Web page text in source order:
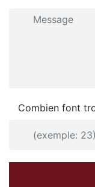
Combien font